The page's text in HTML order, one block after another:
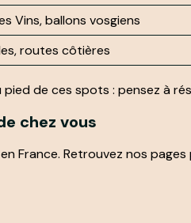
Vins, ballons vosgiens
routes côtières
de ces spots : pensez à
chez vous
France. Retrouvez nos pages